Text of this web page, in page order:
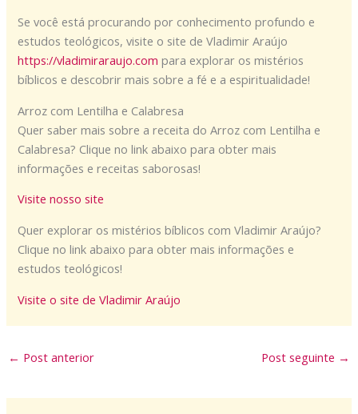
Se você está procurando por conhecimento profundo e
estudos teológicos, visite o site de Vladimir Araújo
https://vladimiraraujo.com para explorar os mistérios
bíblicos e descobrir mais sobre a fé e a espiritualidade!
Arroz com Lentilha e Calabresa
Quer saber mais sobre a receita do Arroz com Lentilha e
Calabresa? Clique no link abaixo para obter mais
informações e receitas saborosas!
Visite nosso site
Quer explorar os mistérios bíblicos com Vladimir Araújo?
Clique no link abaixo para obter mais informações e
estudos teológicos!
Visite o site de Vladimir Araújo
← Post anterior Post seguinte →